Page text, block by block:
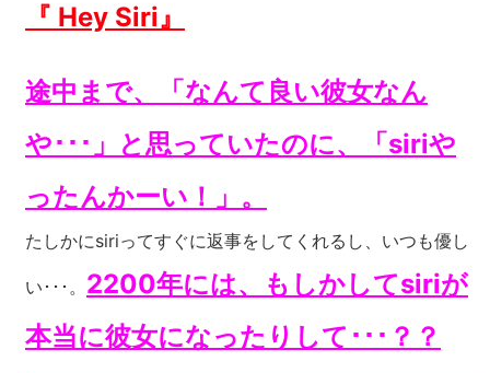
『 Hey Siri』
途中まで、「なんて良い彼女なん
や･･･」と思っていたのに、「siriや
ったんかーい！」。
たしかにsiriってすぐに返事をしてくれるし、いつも優し
い･･･。 2200年には、もしかしてsiriが
本当に彼女になったりして･･･？？